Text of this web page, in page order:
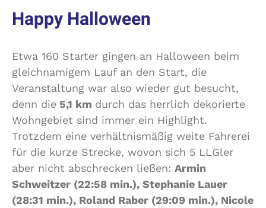
Happy Halloween
Etwa 160 Starter gingen an Halloween beim
gleichnamigem Lauf an den Start, die
Veranstaltung war also wieder gut besucht,
denn die 5,1 km durch das herrlich dekorierte
Wohngebiet sind immer ein Highlight.
Trotzdem eine verhältnismäßig weite Fahrerei
für die kurze Strecke, wovon sich 5 LLGler
aber nicht abschrecken ließen: Armin
Schweitzer (22:58 min.), Stephanie Lauer
(28:31 min.), Roland Raber (29:09 min.), Nicole